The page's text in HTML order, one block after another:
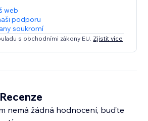
web
podporu
soukromí
s obchodními zákony EU. Zjistit více
nemá žádná hodnocení, buďte